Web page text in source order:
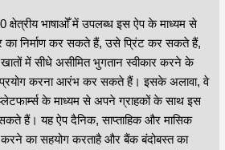
क्षेत्रीय भाषाओँ में उपलब्ध इस ऐप के माध्यम से
का निर्माण कर सकते हैं, उसे प्रिंट कर सकते हैं,
में सीधे असीमित भुगतान स्वीकार करने के
प्रयोग करना आरंभ कर सकते हैं। इसके अलावा, वे
के माध्यम से अपने ग्राहकों के साथ इस
हैं। यह ऐप दैनिक, साप्ताहिक और मासिक
का सहयोग करताहै और बैंक बंदोबस्त का